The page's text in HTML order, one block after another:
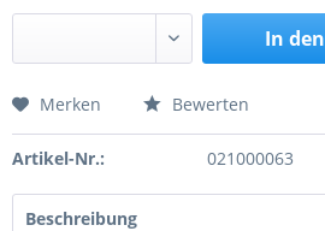
In den
Preis anfragen
Merken Bewerten
Artikel-Nr.: 021000063
Beschreibung